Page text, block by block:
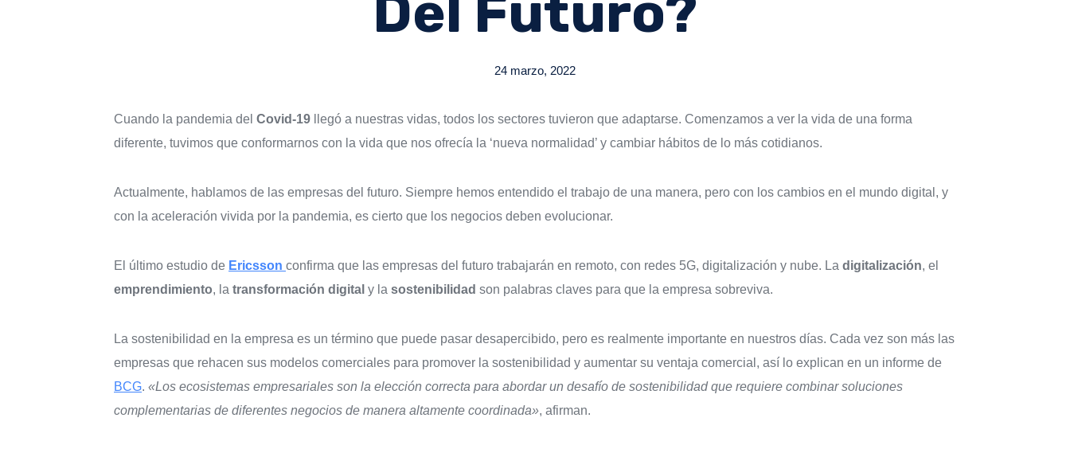
Del Futuro?
24 marzo, 2022
Cuando la pandemia del Covid-19 llegó a nuestras vidas, todos los sectores tuvieron que adaptarse. Comenzamos a ver la vida de una forma
diferente, tuvimos que conformarnos con la vida que nos ofrecía la ‘nueva normalidad’ y cambiar hábitos de lo más cotidianos.
Actualmente, hablamos de las empresas del futuro. Siempre hemos entendido el trabajo de una manera, pero con los cambios en el mundo digital, y
con la aceleración vivida por la pandemia, es cierto que los negocios deben evolucionar.
El último estudio de Ericsson confirma que las empresas del futuro trabajarán en remoto, con redes 5G, digitalización y nube. La digitalización, el
emprendimiento, la transformación digital y la sostenibilidad son palabras claves para que la empresa sobreviva.
La sostenibilidad en la empresa es un término que puede pasar desapercibido, pero es realmente importante en nuestros días. Cada vez son más las
empresas que rehacen sus modelos comerciales para promover la sostenibilidad y aumentar su ventaja comercial, así lo explican en un informe de
BCG. «Los ecosistemas empresariales son la elección correcta para abordar un desafío de sostenibilidad que requiere combinar soluciones
complementarias de diferentes negocios de manera altamente coordinada», afirman.